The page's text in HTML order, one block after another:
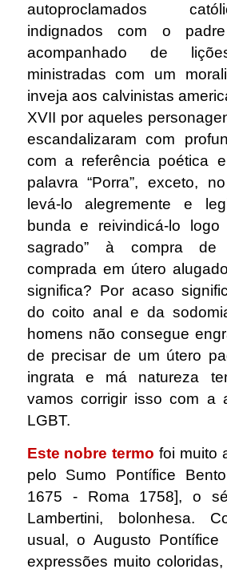
autoproclamados
indignados com o
acompanhado de
ministradas com um
inveja aos calvinistas
XVII por aqueles
escandalizaram com
com a referência poética
palavra “Porra”, exceto,
levá-lo alegremente e
bunda e reivindicá-lo logo
sagrado” à compra de
comprada em útero
significa? Por acaso
do coito anal e da
homens não consegue
de precisar de um útero
ingrata e má natureza
vamos corrigir isso com a
LGBT.
Este nobre termo foi muito
pelo Sumo Pontífice
1675 - Roma 1758], o
Lambertini, bolonhesa.
usual, o Augusto
expressões muito